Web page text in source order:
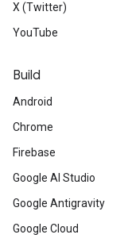
X (Twitter)
YouTube
Build
Android
Chrome
Firebase
Google AI Studio
Google Antigravity
Google Cloud